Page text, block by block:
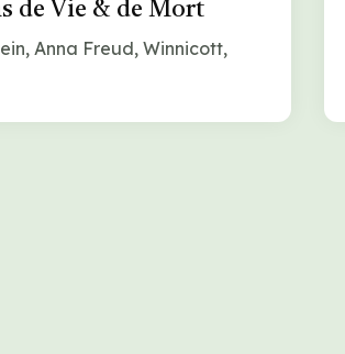
de Vie & de Mort
Anna Freud, Winnicott,